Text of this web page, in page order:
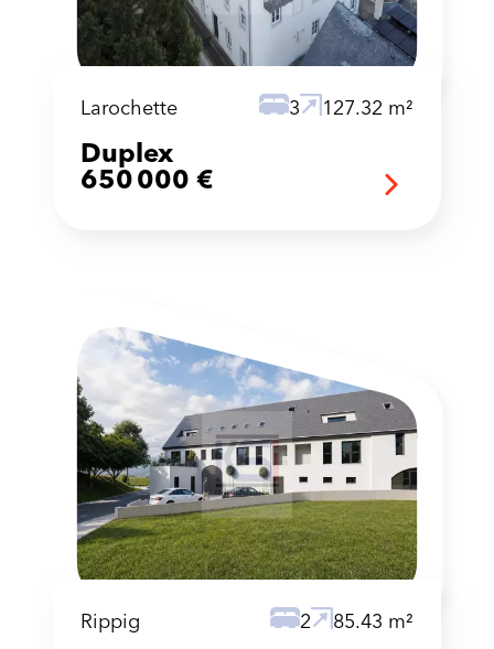
Larochette 3 127.32 m²
Duplex
650 000 €
Rippig 2 85.43 m²